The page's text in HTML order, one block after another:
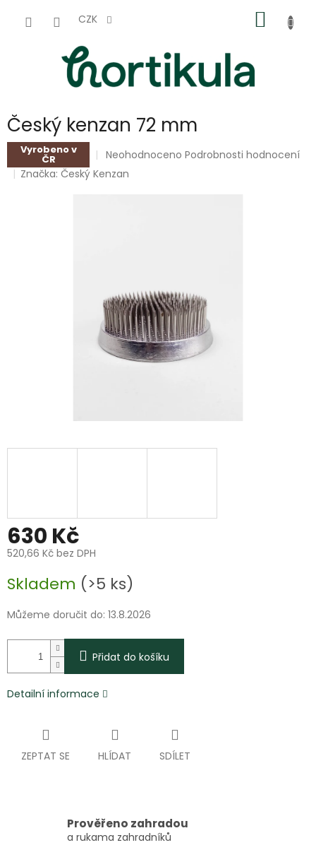
CZK
KOŠÍK
Český kenzan 72 mm
Vyrobeno v
ČR
Průměrné
produktu
Neohodnoceno Podrobnosti hodnocení
Značka:Český Kenzan
630 Kč
520,66 Kč bez DPH
cena:
Skladem (>5 ks)
Můžeme doručit do: 13.8.2026
Přidat do košíku
Detailní informace
ZEPTAT SE HLÍDAT SDÍLET
Prověřeno zahradou
a rukama zahradníků